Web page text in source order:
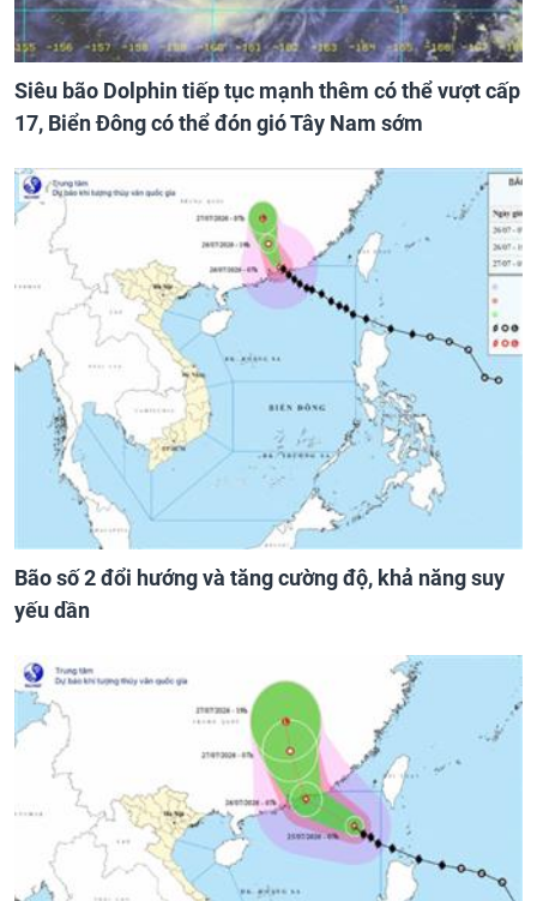
Siêu bão Dolphin tiếp tục mạnh thêm có thể vượt cấp
17, Biển Đông có thể đón gió Tây Nam sớm
Bão số 2 đổi hướng và tăng cường độ, khả năng suy
yếu dần